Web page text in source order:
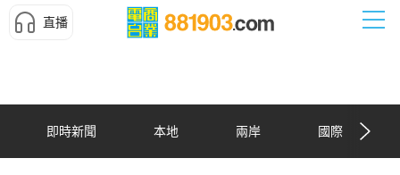
直播
即時新聞 本地 兩岸 國際